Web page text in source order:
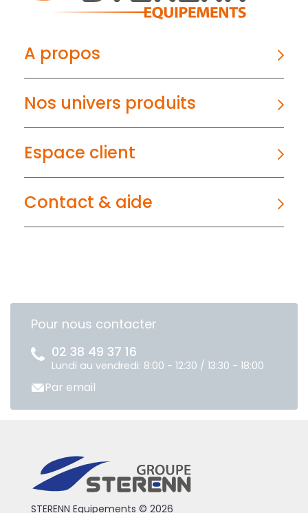
A propos
Nos univers produits
Espace client
Contact & aide
Pour nous contacter
02 38 49 37 16
Lundi au vendredi: 8:00 - 12:30 / 13:30 - 18:00
Par email
STERENN Equipements © 2026